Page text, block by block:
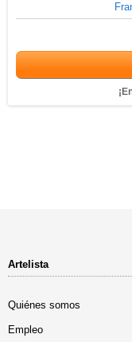
Artelista
Quiénes somos
Empleo